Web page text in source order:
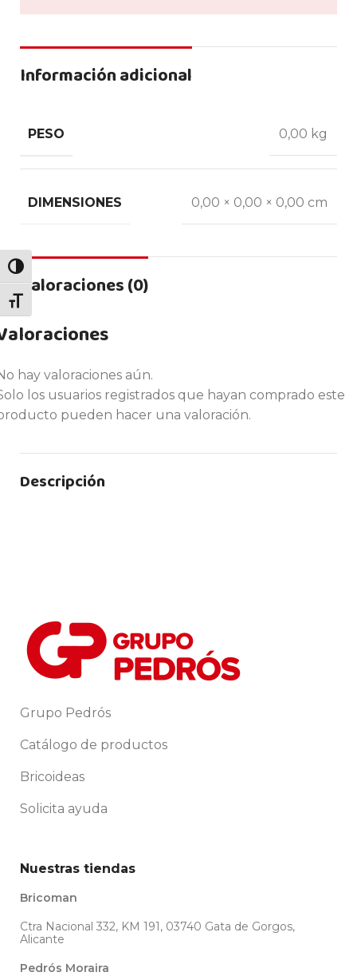
ALTERNAR ALTO CONTRASTE
ALTERNAR TAMAÑO DE LETRA
Información adicional
PESO 0,00 kg
DIMENSIONES 0,00 × 0,00 × 0,00 cm
Valoraciones (0)
hay valoraciones aún.
los usuarios registrados que hayan comprado este
pueden hacer una valoración.
Descripción
Grupo Pedrós
Catálogo de productos
Bricoideas
Solicita ayuda
Nuestras tiendas
Bricoman
Ctra Nacional 332, KM 191, 03740 Gata de Gorgos,
Alicante
Pedrós Moraira